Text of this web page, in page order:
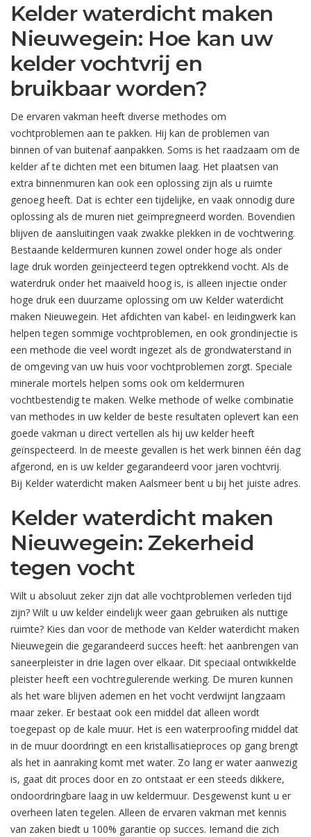
Kelder waterdicht maken
Nieuwegein: Hoe kan uw
kelder vochtvrij en
bruikbaar worden?
De ervaren vakman heeft diverse methodes om
vochtproblemen aan te pakken. Hij kan de problemen van
binnen of van buitenaf aanpakken. Soms is het raadzaam om de
kelder af te dichten met een bitumen laag. Het plaatsen van
extra binnenmuren kan ook een oplossing zijn als u ruimte
genoeg heeft. Dat is echter een tijdelijke, en vaak onnodig dure
oplossing als de muren niet geïmpregneerd worden. Bovendien
blijven de aansluitingen vaak zwakke plekken in de vochtwering.
Bestaande keldermuren kunnen zowel onder hoge als onder
lage druk worden geïnjecteerd tegen optrekkend vocht. Als de
waterdruk onder het maaiveld hoog is, is alleen injectie onder
hoge druk een duurzame oplossing om uw Kelder waterdicht
maken Nieuwegein. Het afdichten van kabel- en leidingwerk kan
helpen tegen sommige vochtproblemen, en ook grondinjectie is
een methode die veel wordt ingezet als de grondwaterstand in
de omgeving van uw huis voor vochtproblemen zorgt. Speciale
minerale mortels helpen soms ook om keldermuren
vochtbestendig te maken. Welke methode of welke combinatie
van methodes in uw kelder de beste resultaten oplevert kan een
goede vakman u direct vertellen als hij uw kelder heeft
geïnspecteerd. In de meeste gevallen is het werk binnen één dag
afgerond, en is uw kelder gegarandeerd voor jaren vochtvrij.
Bij Kelder waterdicht maken Aalsmeer bent u bij het juiste adres.
Kelder waterdicht maken
Nieuwegein: Zekerheid
tegen vocht
Wilt u absoluut zeker zijn dat alle vochtproblemen verleden tijd
zijn? Wilt u uw kelder eindelijk weer gaan gebruiken als nuttige
ruimte? Kies dan voor de methode van Kelder waterdicht maken
Nieuwegein die gegarandeerd succes heeft: het aanbrengen van
saneerpleister in drie lagen over elkaar. Dit speciaal ontwikkelde
pleister heeft een vochtregulerende werking. De muren kunnen
als het ware blijven ademen en het vocht verdwijnt langzaam
maar zeker. Er bestaat ook een middel dat alleen wordt
toegepast op de kale muur. Het is een waterproofing middel dat
in de muur doordringt en een kristallisatieproces op gang brengt
als het in aanraking komt met water. Zo lang er water aanwezig
is, gaat dit proces door en zo ontstaat er een steeds dikkere,
ondoordringbare laag in uw keldermuur. Desgewenst kunt u er
overheen laten tegelen. Alleen de ervaren vakman met kennis
van zaken biedt u 100% garantie op succes. Iemand die zich